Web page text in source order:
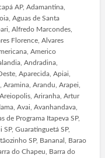
AP, Adamantina,
Aguas de Santa
Alfredo Marcondes,
Florence, Alvares
Americo
Andradina,
Aparecida, Apiai,
Aramina, Arandu, Arapei,
Ariranha, Artur
Avai, Avanhandava,
de Programa Itapeva SP,
SP, Guaratinguetá SP,
SP, Bananal, Barao
do Chapeu, Barra do